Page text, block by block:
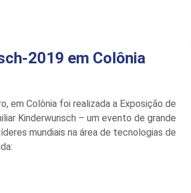
2019 em Colônia
em Colônia foi realizada a Exposição de
Kinderwunsch – um evento de grande
mundiais na área de tecnologias de